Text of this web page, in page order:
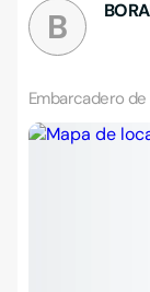
B
Embarcadero de